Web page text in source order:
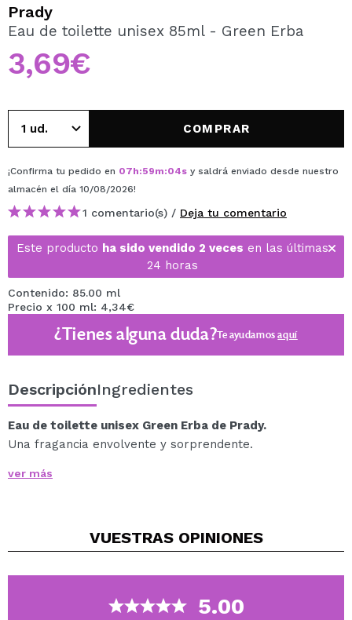
Al crear una cuenta en Maquillalia.com podrás realizar
tus compras rápidamente, revisar el estado de tus
pedidos y consultar tus operaciones anteriores.
CREAR CUENTA
Prady
Eau de toilette unisex 85ml - Green Erba
3,69€
COMPRAR
¡Confirma tu pedido en 07h:59m:04s y saldrá enviado desde nuestro
almacén el día 10/08/2026!
1 comentario(s) / Deja tu comentario
Este producto ha sido vendido 2 veces en las últimas
24 horas
Contenido: 85.00 ml
Precio x 100 ml: 4,34€
¿Tienes alguna duda?Te ayudamosaquí
DescripciónIngredientes
Eau de toilette unisex Green Erba de Prady.
Una fragancia envolvente y sorprendente.
Notas de salida: Naranja Siciliana, Bergamota de
Notas de fondo: Almizcle blanco, vainilla de
ver más
VUESTRAS OPINIONES
5.00